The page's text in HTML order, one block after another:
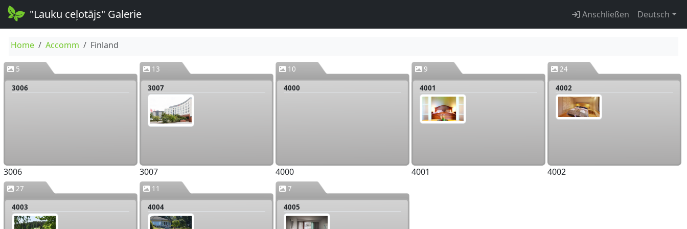
"Lauku ceļotājs" Galerie Anschließen Deutsch
Home Accomm Finland
5
3006
3006
13
3007
3007
10
4000
4000
9
4001
4001
24
4002
4002
27
4003
11
4004
7
4005